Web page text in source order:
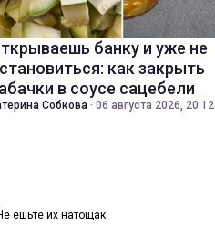
банку и уже не
как закрыть
в соусе сацебели
Собкова · 06 августа 2026, 20:12
ешьте их натощак